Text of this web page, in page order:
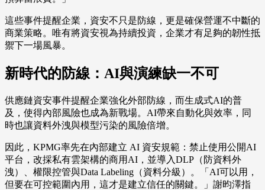
這些事件提醒企業，資安不只是防線，更是確保營運不中斷的
商業策略。唯有將資安視為持續投資，企業才有足夠的韌性抵
禦下一場風暴。
新時代的防線：AI與演練缺一不可
供應鏈資安事件提醒企業強化外部防線，而生成式AI的普
及，使得內部風險也成為新戰場。AI帶來自動化與效率，同
時也讓資料外洩與模型污染的風險倍增。
因此，KPMG率先在內部建立 AI 資安規範：禁止使用公開AI
平台，改採私有雲架構的商用AI，並導入DLP（防資料外
洩）、權限控管與Data Labeling（資料分級）。「AI可以用，
但要在可控範圍內用，這才是建立信任的關鍵。」謝昀澤指